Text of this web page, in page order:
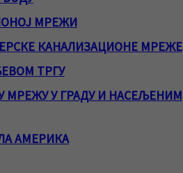
МРЕЖИ
КАНАЛИЗАЦИОНЕ МРЕЖЕ
ТРГУ
МРЕЖУ У ГРАДУ И НАСЕЉЕНИМ
АМЕРИКА